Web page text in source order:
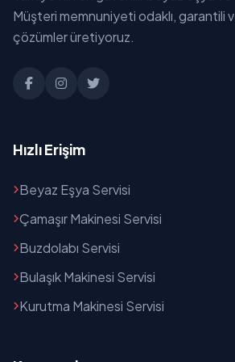
Bilecik
Çanakkale
Çankırı
Çorum
Müşteri memnuniyeti odaklı, garantili
çözümler üretiyoruz.
Hızlı Erişim
Beyaz Eşya Servisi
Çamaşır Makinesi Servisi
Buzdolabı Servisi
Bulaşık Makinesi Servisi
Kurutma Makinesi Servisi